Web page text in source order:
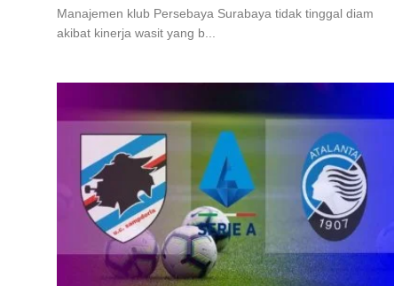
Manajemen klub Persebaya Surabaya tidak tinggal diam
akibat kinerja wasit yang b...